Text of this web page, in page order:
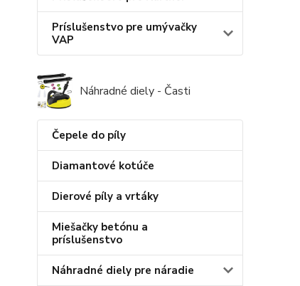
Príslušenstvo pre umývačky
VAP
Náhradné diely - Časti
Čepele do píly
Diamantové kotúče
Dierové píly a vrtáky
Miešačky betónu a
príslušenstvo
Náhradné diely pre náradie